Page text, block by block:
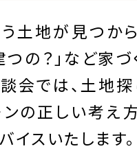
土地が見つか
の？」など家
会では、土地
の正しい考え
イスいたします。